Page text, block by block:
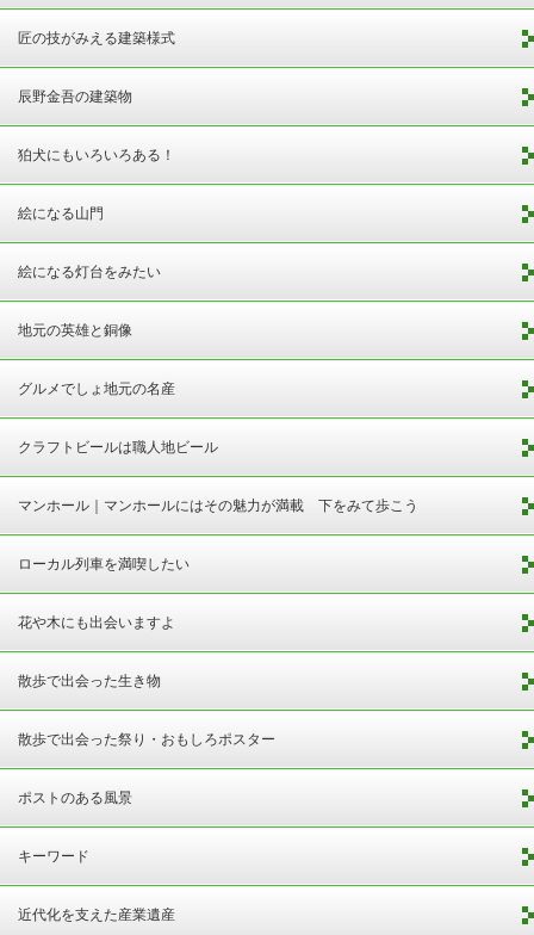
匠の技がみえる建築様式
辰野金吾の建築物
狛犬にもいろいろある！
絵になる山門
絵になる灯台をみたい
地元の英雄と銅像
グルメでしょ地元の名産
クラフトビールは職人地ビール
マンホール｜マンホールにはその魅力が満載 下をみて歩こう
ローカル列車を満喫したい
花や木にも出会いますよ
散歩で出会った生き物
散歩で出会った祭り・おもしろポスター
ポストのある風景
キーワード
近代化を支えた産業遺産